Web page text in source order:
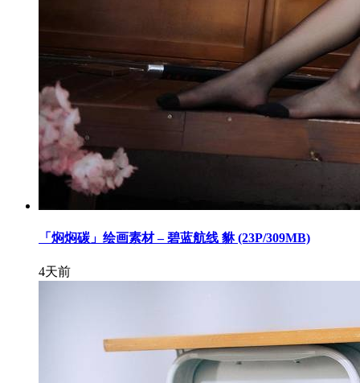
「焖焖碳」绘画素材 – 碧蓝航线 貅 (23P/309MB)
4天前